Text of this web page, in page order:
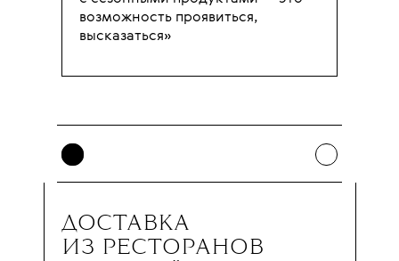
возможность проявиться,
высказаться»
ДОСТАВКА
ИЗ РЕСТОРАНОВ